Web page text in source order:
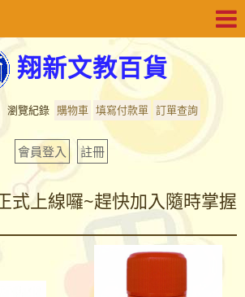
翔新文教百貨
瀏覽紀錄 購物車 填寫付款單 訂單查詢
會員登入 註冊
式上線囉~趕快加入隨時掌握
最新商品資訊...
式上線囉~趕快加入隨時掌握